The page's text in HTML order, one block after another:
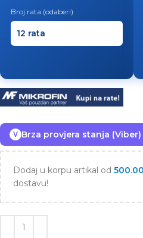
Broj rata (odaberi)
V Brza provjera stanja (Viber)
Dodaj u korpu artikal od 500.00
dostavu!